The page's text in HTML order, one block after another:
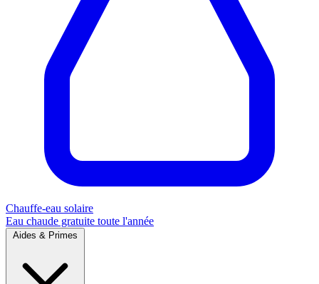
Chauffe-eau solaire
Eau chaude gratuite toute l'année